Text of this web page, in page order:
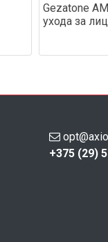
Gezatone
ухода за
+375 (29)